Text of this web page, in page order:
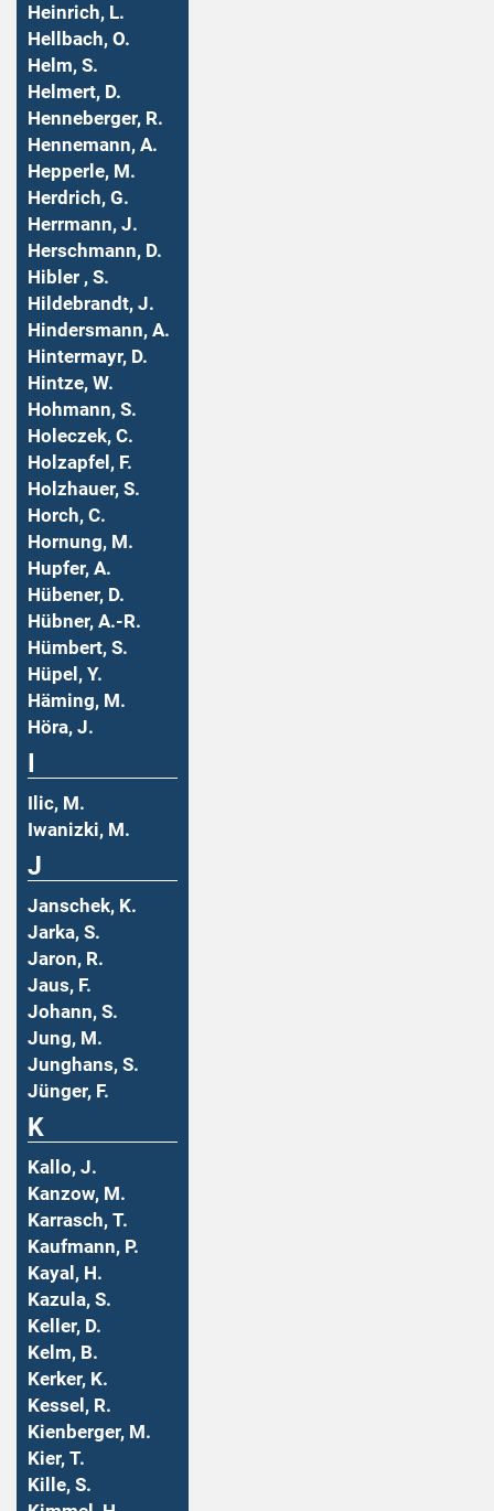
Heinrich, L.
Hellbach, O.
Helm, S.
Helmert, D.
Henneberger, R.
Hennemann, A.
Hepperle, M.
Herdrich, G.
Herrmann, J.
Herschmann, D.
Hibler , S.
Hildebrandt, J.
Hindersmann, A.
Hintermayr, D.
Hintze, W.
Hohmann, S.
Holeczek, C.
Holzapfel, F.
Holzhauer, S.
Horch, C.
Hornung, M.
Hupfer, A.
Hübener, D.
Hübner, A.-R.
Hümbert, S.
Hüpel, Y.
Häming, M.
Höra, J.
Ilic, M.
Iwanizki, M.
J
Janschek, K.
Jarka, S.
Jaron, R.
Jaus, F.
Johann, S.
Jung, M.
Junghans, S.
Jünger, F.
K
Kallo, J.
Kanzow, M.
Karrasch, T.
Kaufmann, P.
Kayal, H.
Kazula, S.
Keller, D.
Kelm, B.
Kerker, K.
Kessel, R.
Kienberger, M.
Kier, T.
Kille, S.